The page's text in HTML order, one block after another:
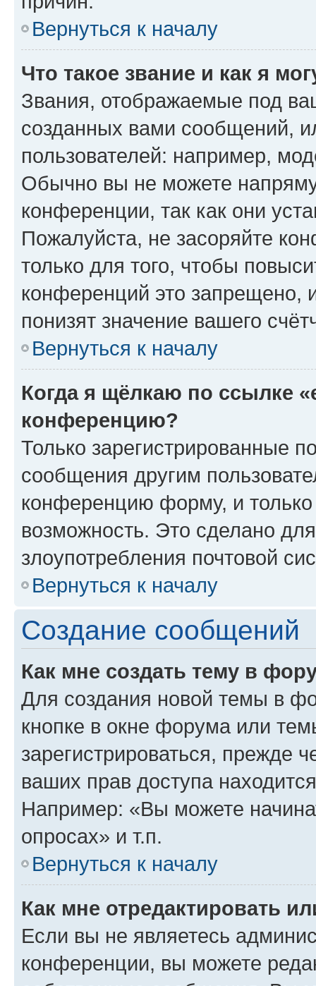
Вернуться к началу
Что такое звание и как я
Звания, отображаемые под
созданных вами сообщений,
пользователей: например,
Обычно вы не можете
конференции, так как они
Пожалуйста, не засоряйте
только для того, чтобы
конференций это запрещено,
понизят значение вашего
Вернуться к началу
Когда я щёлкаю по ссылке
конференцию?
Только зарегистрированные
сообщения другим
конференцию форму, и
возможность. Это сделано
злоупотребления почтовой
Вернуться к началу
Создание сообщений
Как мне создать тему в
Для создания новой темы в
кнопке в окне форума или
зарегистрироваться, прежде
ваших прав доступа
Например: «Вы можете
опросах» и т.п.
Вернуться к началу
Как мне отредактировать
Если вы не являетесь
конференции, вы можете